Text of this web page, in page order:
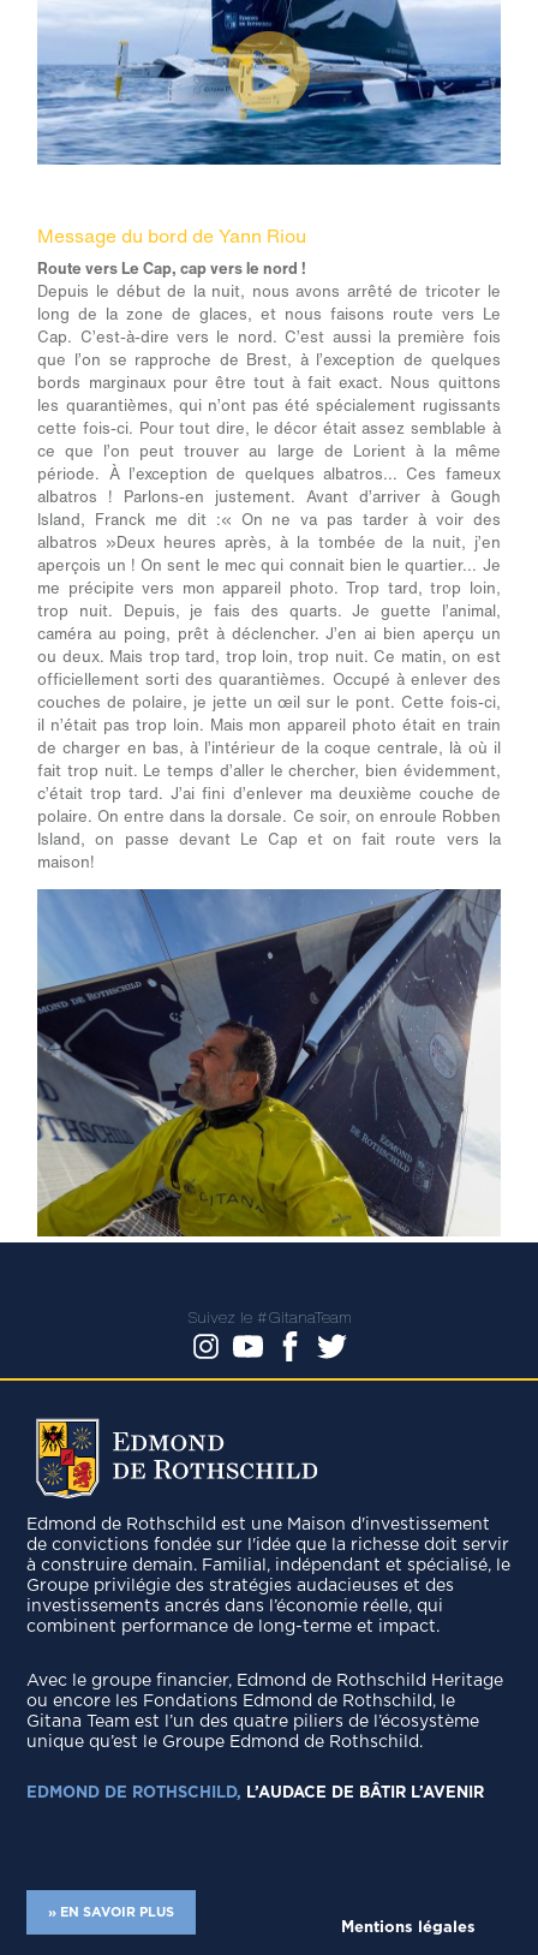
Message du bord de Yann Riou
Route vers Le Cap, cap vers le nord !
Depuis le début de la nuit, nous avons arrêté de tricoter le
long de la zone de glaces, et nous faisons route vers Le
Cap. C’est-à-dire vers le nord. C’est aussi la première fois
que l’on se rapproche de Brest, à l’exception de quelques
bords marginaux pour être tout à fait exact. Nous quittons
les quarantièmes, qui n’ont pas été spécialement rugissants
cette fois-ci. Pour tout dire, le décor était assez semblable à
ce que l’on peut trouver au large de Lorient à la même
période. À l’exception de quelques albatros... Ces fameux
albatros ! Parlons-en justement. Avant d’arriver à Gough
Island, Franck me dit :« On ne va pas tarder à voir des
albatros »Deux heures après, à la tombée de la nuit, j’en
aperçois un ! On sent le mec qui connait bien le quartier... Je
me précipite vers mon appareil photo. Trop tard, trop loin,
trop nuit. Depuis, je fais des quarts. Je guette l’animal,
caméra au poing, prêt à déclencher. J’en ai bien aperçu un
ou deux. Mais trop tard, trop loin, trop nuit. Ce matin, on est
officiellement sorti des quarantièmes. Occupé à enlever des
couches de polaire, je jette un œil sur le pont. Cette fois-ci,
il n’était pas trop loin. Mais mon appareil photo était en train
de charger en bas, à l’intérieur de la coque centrale, là où il
fait trop nuit. Le temps d’aller le chercher, bien évidemment,
c’était trop tard. J’ai fini d’enlever ma deuxième couche de
polaire. On entre dans la dorsale. Ce soir, on enroule Robben
Island, on passe devant Le Cap et on fait route vers la
maison!
Suivez le #GitanaTeam
Edmond de Rothschild est une Maison d'investissement
de convictions fondée sur l'idée que la richesse doit servir
à construire demain. Familial, indépendant et spécialisé, le
Groupe privilégie des stratégies audacieuses et des
investissements ancrés dans l’économie réelle, qui
combinent performance de long-terme et impact.
Avec le groupe ﬁnancier, Edmond de Rothschild Heritage
ou encore les Fondations Edmond de Rothschild, le
Gitana Team est l’un des quatre piliers de l’écosystème
unique qu’est le Groupe Edmond de Rothschild.
EDMOND DE ROTHSCHILD, L’AUDACE DE BÂTIR L’AVENIR
» EN SAVOIR PLUS
Mentions légales